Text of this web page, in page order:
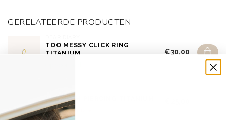
GERELATEERDE PRODUCTEN
TOO MESSY CLICK RING
TITANIUM
€30,00
DEAR DIARY
IN BLOOM PIERCING TITANIUM
Niet op voorraad